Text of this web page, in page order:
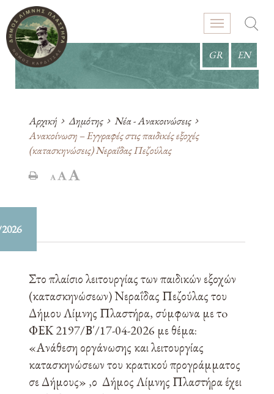
GR EN
Αρχική Δημότης
Νέα - Ανακοινώσεις
Ανακοίνωση – Εγγραφές στις παιδικές εξοχές
(κατασκηνώσεις) Νεραΐδας Πεζούλας
Στο πλαίσιο λειτουργίας των παιδικών εξοχών
(κατασκηνώσεων) Νεραΐδας Πεζούλας του
Δήμου Λίμνης Πλαστήρα, σύμφωνα με τo
ΦΕΚ 2197/Β΄/17-04-2026 με θέμα:
«Ανάθεση οργάνωσης και λειτουργίας
κατασκηνώσεων του κρατικού προγράμματος
σε Δήμους» ,ο Δήμος Λίμνης Πλαστήρα έχει